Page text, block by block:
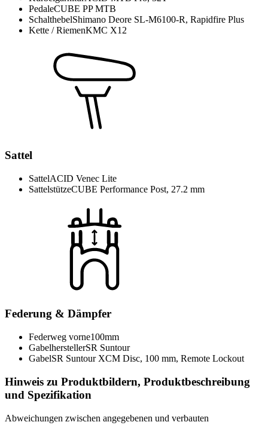
PedaleCUBE PP MTB
SchalthebelShimano Deore SL-M6100-R, Rapidfire Plus
Kette / RiemenKMC X12
Sattel
SattelACID Venec Lite
SattelstützeCUBE Performance Post, 27.2 mm
Federung & Dämpfer
Federweg vorne100mm
GabelherstellerSR Suntour
GabelSR Suntour XCM Disc, 100 mm, Remote Lockout
Hinweis zu Produktbildern, Produktbeschreibung
und Spezifikation
Abweichungen zwischen angegebenen und verbauten